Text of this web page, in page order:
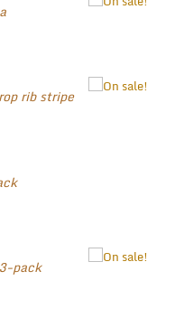
rib stripe
pack